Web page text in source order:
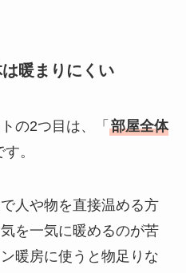
暖まりにくい
の2つ目は、「 部屋全体
。
人や物を直接温める方
を一気に暖めるのが苦
暖房に使うと物足りな